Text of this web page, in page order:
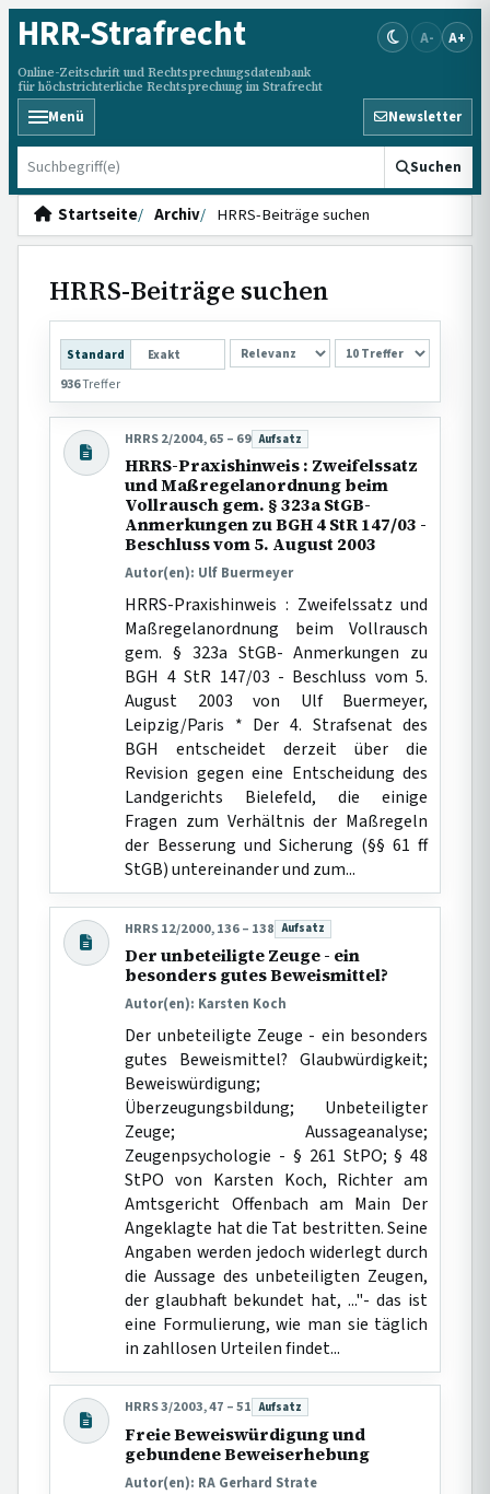
HRR-Strafrecht
Online-Zeitschrift und Rechtsprechungsdatenbank
für höchstrichterliche Rechtsprechung im Strafrecht
A- A+
Menü Newsletter
HRRS durchsuchen Suchen
Startseite Archiv HRRS-Beiträge suchen
HRRS-Beiträge suchen
Standard Exakt
SORTIERUNG
936Treffer
HRRS 2/2004, 65 – 69 Beitragsart:
Aufsatz
HRRS-Praxishinweis : Zweifelssatz
und Maßregelanordnung beim
Vollrausch gem. § 323a StGB-
Anmerkungen zu BGH 4 StR 147/03 -
Beschluss vom 5. August 2003
Autor(en): Ulf Buermeyer
HRRS-Praxishinweis : Zweifelssatz und
Maßregelanordnung beim Vollrausch
gem. § 323a StGB- Anmerkungen zu
BGH 4 StR 147/03 - Beschluss vom 5.
August 2003 von Ulf Buermeyer,
Leipzig/Paris * Der 4. Strafsenat des
BGH entscheidet derzeit über die
Revision gegen eine Entscheidung des
Landgerichts Bielefeld, die einige
Fragen zum Verhältnis der Maßregeln
der Besserung und Sicherung (§§ 61 ff
StGB) untereinander und zum...
HRRS 12/2000, 136 – 138 Beitragsart:
Aufsatz
Der unbeteiligte Zeuge - ein
besonders gutes Beweismittel?
Autor(en): Karsten Koch
Der unbeteiligte Zeuge - ein besonders
gutes Beweismittel? Glaubwürdigkeit;
Beweiswürdigung;
Überzeugungsbildung; Unbeteiligter
Zeuge; Aussageanalyse;
Zeugenpsychologie - § 261 StPO; § 48
StPO von Karsten Koch, Richter am
Amtsgericht Offenbach am Main Der
Angeklagte hat die Tat bestritten. Seine
Angaben werden jedoch widerlegt durch
die Aussage des unbeteiligten Zeugen,
der glaubhaft bekundet hat, ..."- das ist
eine Formulierung, wie man sie täglich
in zahllosen Urteilen findet...
HRRS 3/2003, 47 – 51 Beitragsart:
Aufsatz
Freie Beweiswürdigung und
gebundene Beweiserhebung
Autor(en): RA Gerhard Strate